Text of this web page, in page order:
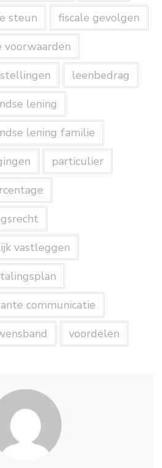
steun
fiscale gevolgen
voorwaarden
leenbedrag
lening
lening familie
particulier
vastleggen
communicatie
voordelen